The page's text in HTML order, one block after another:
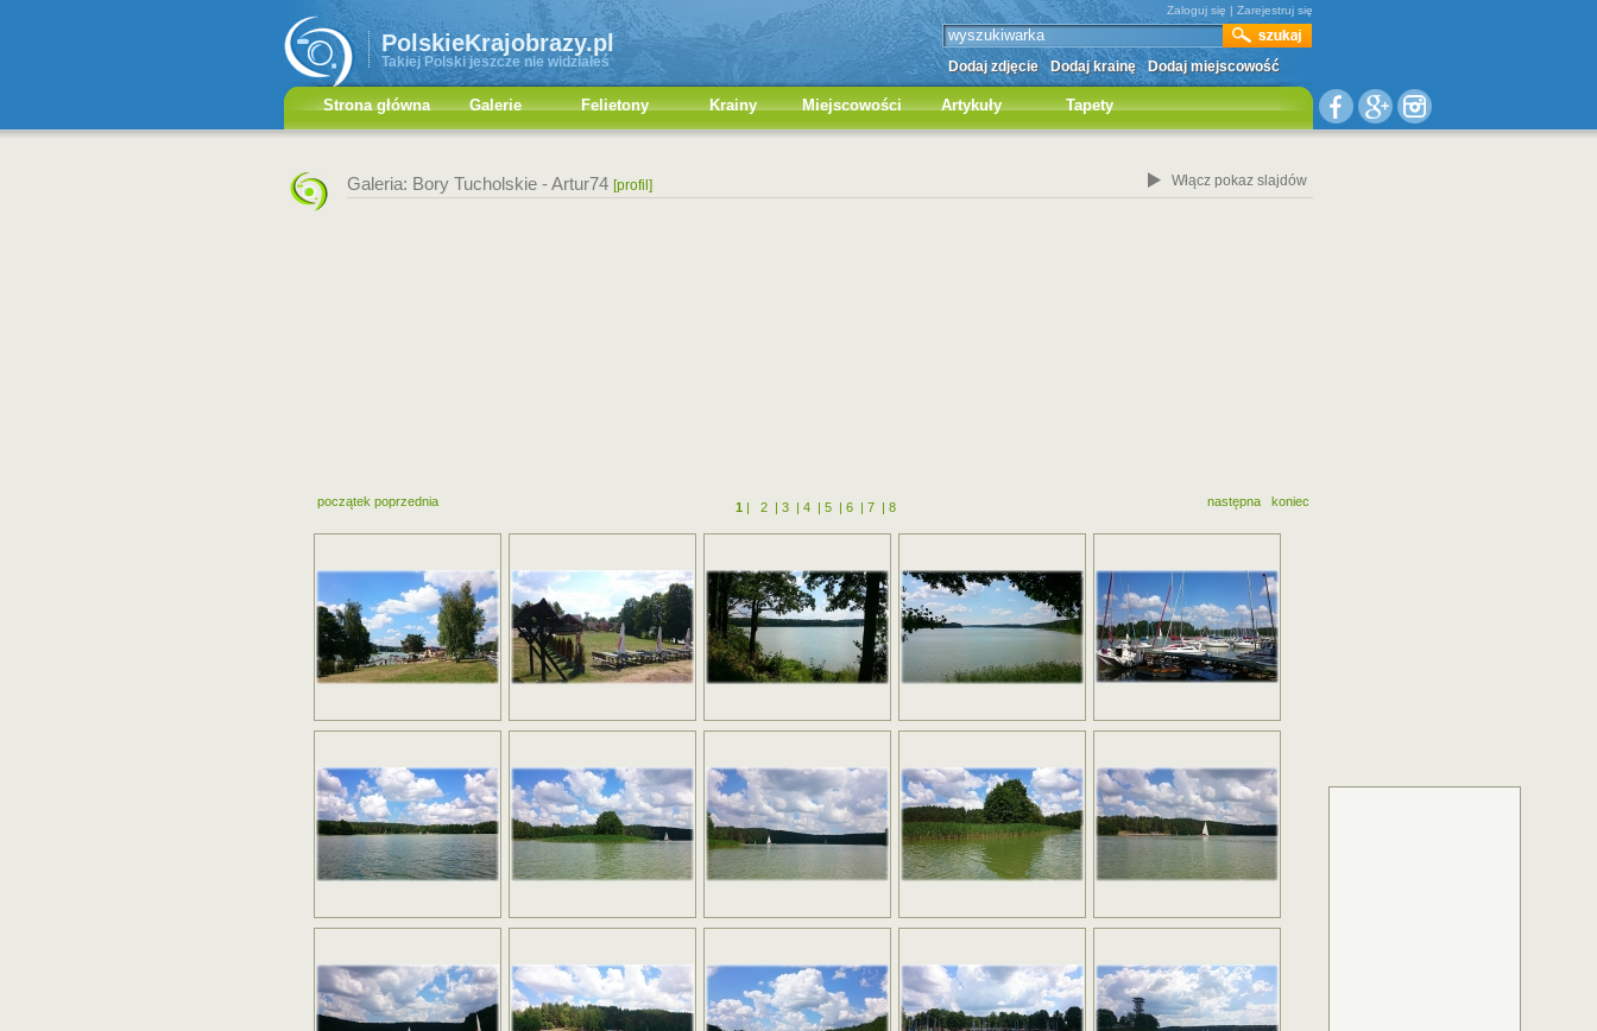
PolskieKrajobrazy.pl
Takiej Polski jeszcze nie widziałeś
Zaloguj się | Zarejestruj się
Dodaj zdjęcie Dodaj krainę Dodaj miejscowość
Strona główna Galerie Felietony Krainy Miejscowości Artykuły Tapety
Galeria: Bory Tucholskie -Artur74 [profil] Włącz pokaz slajdów
następna koniec
początek poprzednia 1| 2 | 3 | 4 | 5 | 6 | 7 | 8